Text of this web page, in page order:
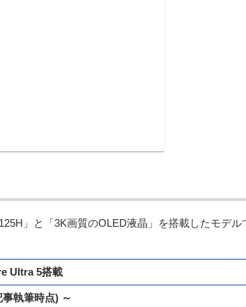
」と「3K画質のOLED液晶」を搭載したモデル
Ultra 5搭載
事執筆時点) ～